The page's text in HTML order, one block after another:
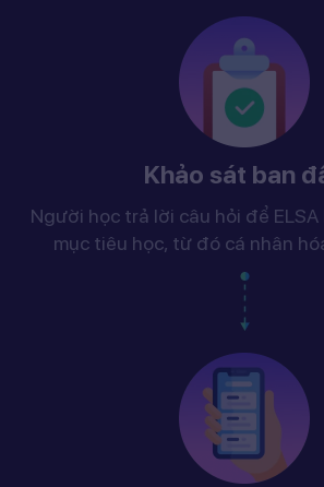
Khảo sát ban
Người học trả lời câu hỏi để
mục tiêu học, từ đó cá nhân